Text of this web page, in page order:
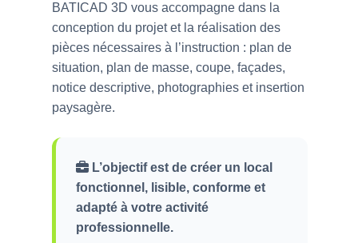
BATICAD 3D vous accompagne dans la
conception du projet et la réalisation des
pièces nécessaires à l’instruction : plan de
situation, plan de masse, coupe, façades,
notice descriptive, photographies et insertion
paysagère.
L’objectif est de créer un local
fonctionnel, lisible, conforme et
adapté à votre activité
professionnelle.